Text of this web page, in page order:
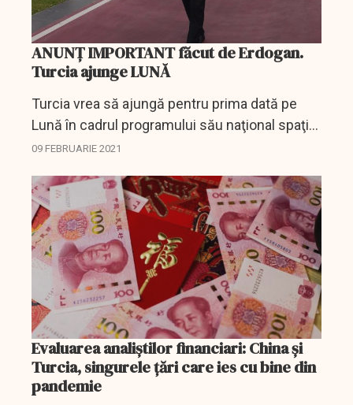
ANUNȚ IMPORTANT făcut de Erdogan.
Turcia ajunge LUNĂ
Turcia vrea să ajungă pentru prima dată pe
Lună în cadrul programului său naţional spaţial
în 2023, a declarat marţi preşedintele turc
09 FEBRUARIE 2021
Evaluarea analiștilor financiari: China și
Turcia, singurele țări care ies cu bine din
pandemie